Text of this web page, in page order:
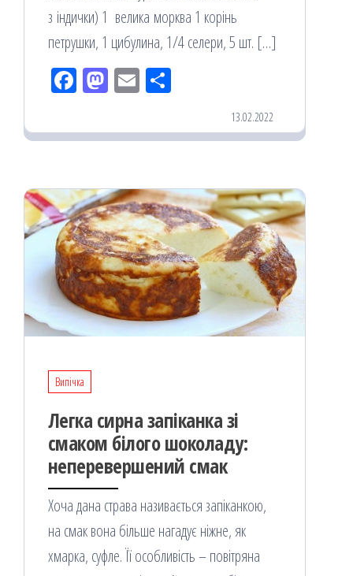
з індички) 1 велика морква 1 корінь
петрушки, 1 цибулина, 1/4 селери, 5 шт. […]
Fac
oo
M
od
Em
ит
я
13.02.2022
Випічка
Легка сирна запіканка зі
смаком білого шоколаду:
неперевершений смак
Хоча дана страва називається запіканкою,
на смак вона більше нагадує ніжне, як
хмарка, суфле. Її особливість – повітряна